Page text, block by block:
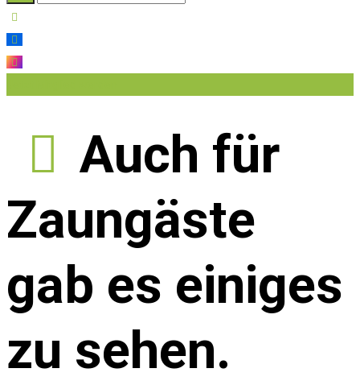
Auch für
Zaungäste
gab es einiges
zu sehen.